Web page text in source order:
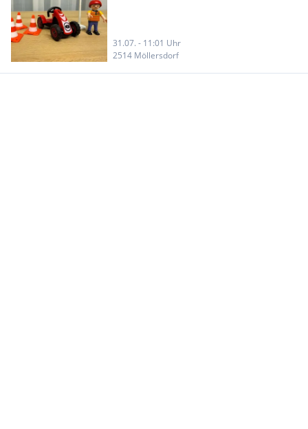
31.07. - 11:01 Uhr
2514 Möllersdorf